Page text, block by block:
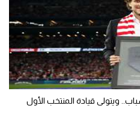
ويتولى قيادة المنتخب الأول